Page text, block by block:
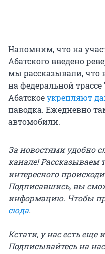
Напомним, что на
Абатского введено
мы рассказывали, что
на федеральной
Абатскоеукрепляют
паводка. Ежедневно
автомобили.
За новостями удобно
канале! Рассказываем
интересного
Подписавшись, вы
информацию. Чтобы
сюда.
Кстати, у нас есть еще
Подписывайтесь на